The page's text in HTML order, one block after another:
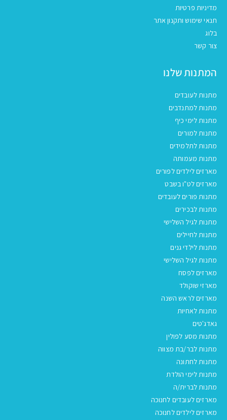
מדיניות פרטיות
תנאי שימוש ותקנון אתר
בלוג
צור קשר
המתנות שלנו
מתנות לעובדים
מתנות למתנדבים
מתנות לימי כיף
מתנות למורים
מתנות לתלמידים
מתנות מעמותה
מארזים לילדים לפורים
מארזים לט"ו בשבט
מתנות פורים לעובדים
מתנות לבכירים
מתנות לגיל השלישי
מתנות לחיילים
מתנות לילדי גנים
מתנות לגיל השלישי
מארזים לפסח
מארזי שוקולד
מארזים לראש השנה
מתנות לאחיות
גאדג'טים
מתנות מסע לפולין
מתנות לבר/בת מצווה
מתנות לחתונה
מתנות לימי הולדת
מתנות לברית/ה
מארזים לעובדים לחנוכה
מארזים לילדים לחנוכה